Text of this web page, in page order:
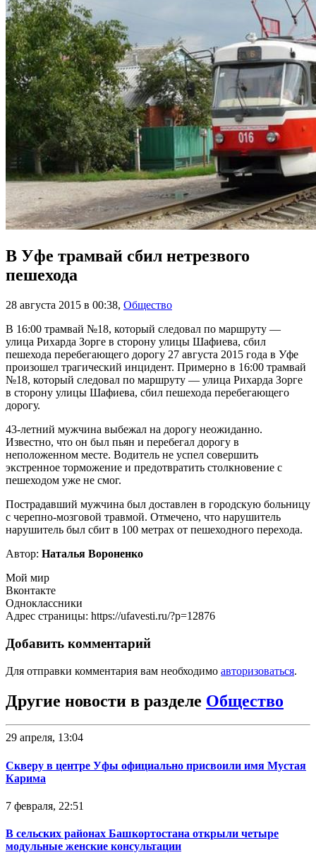
В Уфе трамвай сбил нетрезвого
пешехода
28 августа 2015 в 00:38, Общество
В 16:00 трамвай №18, который следовал по маршруту —
улица Рихарда Зорге в сторону улицы Шафиева, сбил
пешехода перебегающего дорогу 27 августа 2015 года в Уфе
произошел трагический инцидент. Примерно в 16:00 трамвай
№18, который следовал по маршруту — улица Рихарда Зорге
в сторону улицы Шафиева, сбил пешехода перебегающего
дорогу.
43-летний мужчина выбежал на дорогу неожиданно.
Известно, что он был пьян и перебегал дорогу в
неположенном месте. Водитель не успел совершить
экстренное торможение и предотвратить столкновение с
пешеходом уже не смог.
Пострадавший мужчина был доставлен в городскую больницу
с черепно-мозговой травмой. Отмечено, что нарушитель
нарушитель был сбит в 100 метрах от пешеходного перехода.
Автор: Наталья Вороненко
Мой мир
Вконтакте
Одноклассники
Адрес страницы: https://ufavesti.ru/?p=12876
Добавить комментарий
Для отправки комментария вам необходимо авторизоваться.
Другие новости в разделе Общество
29 апреля, 13:04
Скверу в центре Уфы официально присвоили имя Мустая
Карима
7 февраля, 22:51
В сельских районах Башкортостана открыли четыре
модульные женские консультации